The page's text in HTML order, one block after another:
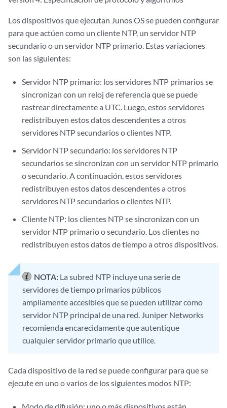
Los dispositivos que ejecutan Junos OS se pueden configurar
para que actúen como un cliente NTP, un servidor NTP
secundario o un servidor NTP primario. Estas variaciones
son las siguientes:
Servidor NTP primario: los servidores NTP primarios se
sincronizan con un reloj de referencia que se puede
rastrear directamente a UTC. Luego, estos servidores
redistribuyen estos datos descendentes a otros
servidores NTP secundarios o clientes NTP.
Servidor NTP secundario: los servidores NTP
secundarios se sincronizan con un servidor NTP primario
o secundario. A continuación, estos servidores
redistribuyen estos datos descendentes a otros
servidores NTP secundarios o clientes NTP.
Cliente NTP: los clientes NTP se sincronizan con un
servidor NTP primario o secundario. Los clientes no
redistribuyen estos datos de tiempo a otros dispositivos.
NOTA: La subred NTP incluye una serie de
servidores de tiempo primarios públicos
ampliamente accesibles que se pueden utilizar como
servidor NTP principal de una red. Juniper Networks
recomienda encarecidamente que autentique
cualquier servidor primario que utilice.
Cada dispositivo de la red se puede configurar para que se
ejecute en uno o varios de los siguientes modos NTP: